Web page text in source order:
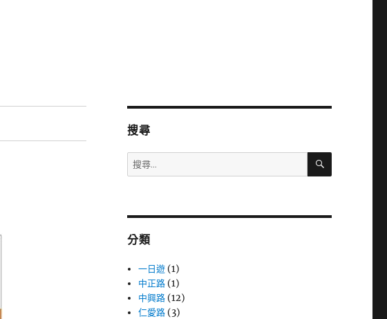
搜尋
搜
尋
字:
搜
分類
一日遊 (1)
中正路 (1)
中興路 (12)
仁愛路 (3)